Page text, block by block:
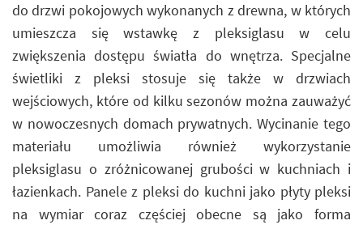
do drzwi pokojowych wykonanych z drewna, w których
umieszcza się wstawkę z pleksiglasu w celu
zwiększenia dostępu światła do wnętrza. Specjalne
świetliki z pleksi stosuje się także w drzwiach
wejściowych, które od kilku sezonów można zauważyć
w nowoczesnych domach prywatnych. Wycinanie tego
materiału umożliwia również wykorzystanie
pleksiglasu o zróżnicowanej grubości w kuchniach i
łazienkach. Panele z pleksi do kuchni jako płyty pleksi
na wymiar coraz częściej obecne są jako forma